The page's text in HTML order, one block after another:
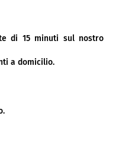
di 15 minuti sul nostro
a domicilio.